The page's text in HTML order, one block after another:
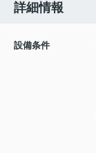
詳細情報
設備条件